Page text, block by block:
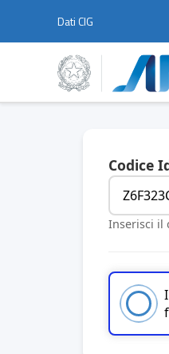
Dati CIG
Codice
Inserisci il